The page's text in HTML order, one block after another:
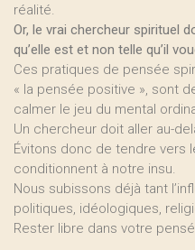
réalité.
Or, le vrai chercheur spirituel
qu’elle est et non telle qu’il
Ces pratiques de pensée
« la pensée positive », sont
calmer le jeu du mental
Un chercheur doit aller au-
Évitons donc de tendre vers
conditionnent à notre insu.
Nous subissons déjà tant
politiques, idéologiques,
Rester libre dans votre